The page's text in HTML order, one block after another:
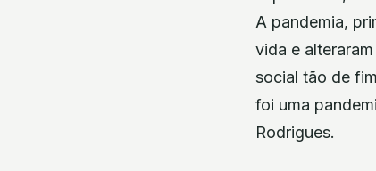
A pandemia,
vida e
social tão de
foi uma
Rodrigues.